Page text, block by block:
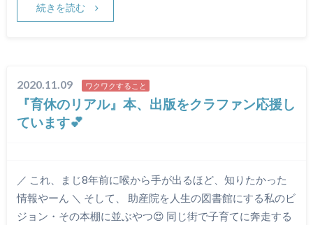
続きを読む
2020.11.09 ワクワクすること
『育休のリアル』本、出版をクラファン応援し
ています💕
／ これ、まじ8年前に喉から手が出るほど、知りたかった
情報やーん ＼ そして、 助産院を人生の図書館にする私のビ
ジョン・その本棚に並ぶやつ😍 同じ街で子育てに奔走する